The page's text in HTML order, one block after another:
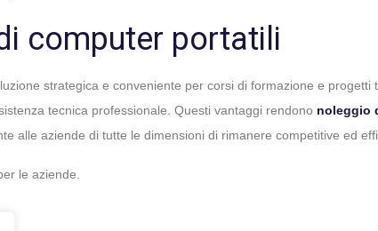
computer portatili
strategica e conveniente per corsi di formazione e
tecnica professionale. Questi vantaggi rendono noleggio
alle aziende di tutte le dimensioni di rimanere competitive ed
le aziende.